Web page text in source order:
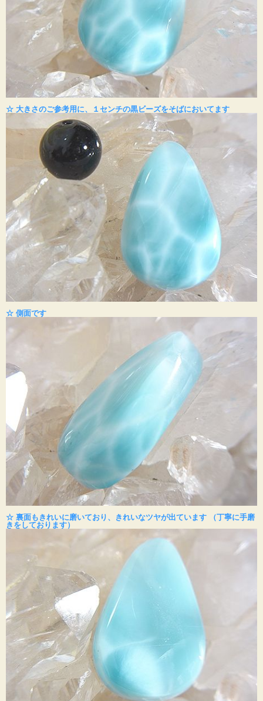
☆ 大きさのご参考用に、１センチの黒ビーズをそばにおいてます
☆ 側面です
☆ 裏面もきれいに磨いており、きれいなツヤが出ています （丁寧に手磨
きをしております）